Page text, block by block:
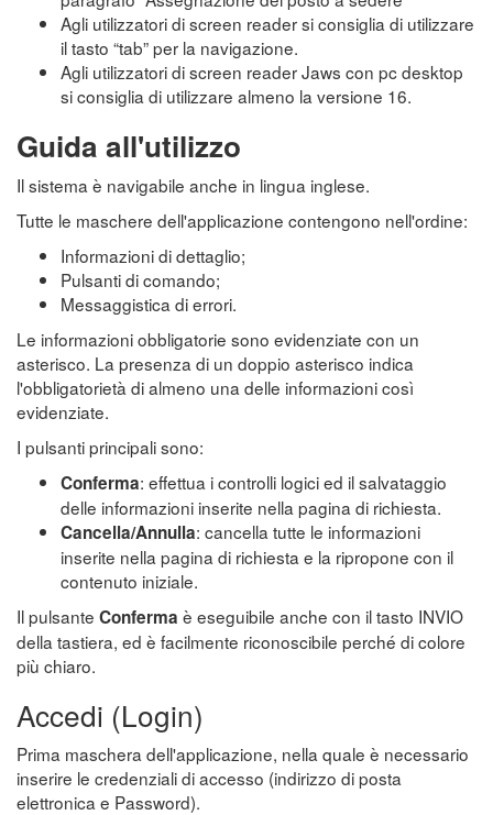
Agli utilizzatori di screen reader si consiglia di utilizzare
il tasto “tab” per la navigazione.
Agli utilizzatori di screen reader Jaws con pc desktop
si consiglia di utilizzare almeno la versione 16.
Guida all'utilizzo
Il sistema è navigabile anche in lingua inglese.
Tutte le maschere dell'applicazione contengono nell'ordine:
Informazioni di dettaglio;
Pulsanti di comando;
Messaggistica di errori.
Le informazioni obbligatorie sono evidenziate con un
asterisco. La presenza di un doppio asterisco indica
l'obbligatorietà di almeno una delle informazioni così
evidenziate.
I pulsanti principali sono:
Conferma: effettua i controlli logici ed il salvataggio
delle informazioni inserite nella pagina di richiesta.
Cancella/Annulla: cancella tutte le informazioni
inserite nella pagina di richiesta e la ripropone con il
contenuto iniziale.
Il pulsante Conferma è eseguibile anche con il tasto INVIO
della tastiera, ed è facilmente riconoscibile perché di colore
più chiaro.
Accedi (Login)
Prima maschera dell'applicazione, nella quale è necessario
inserire le credenziali di accesso (indirizzo di posta
elettronica e Password).